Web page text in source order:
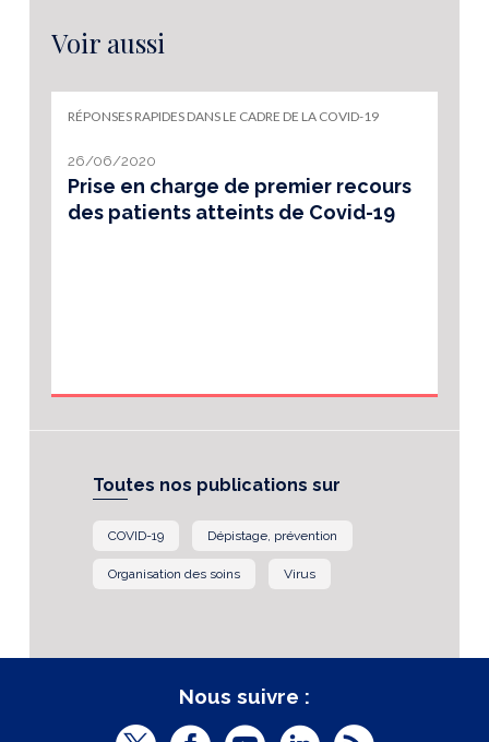
Voir aussi
RÉPONSES RAPIDES DANS LE CADRE DE LA COVID-19
26/06/2020
Prise en charge de premier recours
des patients atteints de Covid-19
Toutes nos publications sur
COVID-19 Dépistage, prévention
Organisation des soins Virus
Nous suivre :